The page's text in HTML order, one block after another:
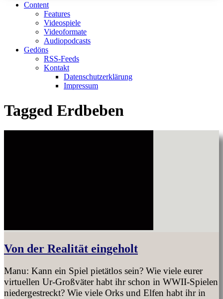
Content
Features
Videospiele
Videoformate
Audiopodcasts
Gedöns
RSS-Feeds
Kontakt
Datenschutzerklärung
Impressum
Tagged Erdbeben
Von der Realität eingeholt
Manu: Kann ein Spiel pietätlos sein? Wie viele eurer
virtuellen Ur-Großväter habt ihr schon in WWII-Spielen
niedergestreckt? Wie viele Orks und Elfen habt ihr in